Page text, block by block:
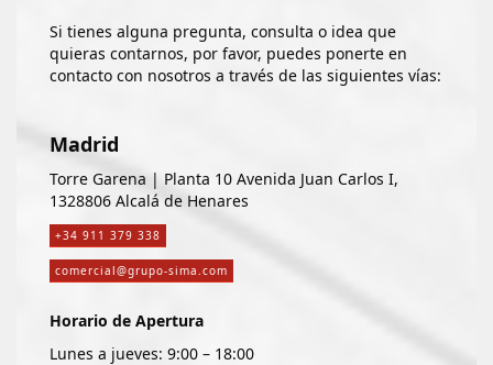
Si tienes alguna pregunta, consulta o idea que
quieras contarnos, por favor, puedes ponerte en
contacto con nosotros a través de las siguientes vías:
Madrid
Torre Garena | Planta 10 Avenida Juan Carlos I,
1328806 Alcalá de Henares
+34 911 379 338
comercial@grupo-sima.com
Horario de Apertura
Lunes a jueves: 9:00 – 18:00